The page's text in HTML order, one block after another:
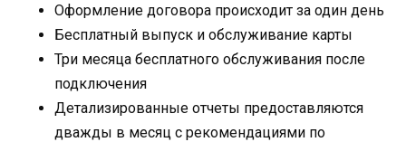
Оформление договора происходит за один день
Бесплатный выпуск и обслуживание карты
Три месяца бесплатного обслуживания после
подключения
Детализированные отчеты предоставляются
дважды в месяц с рекомендациями по